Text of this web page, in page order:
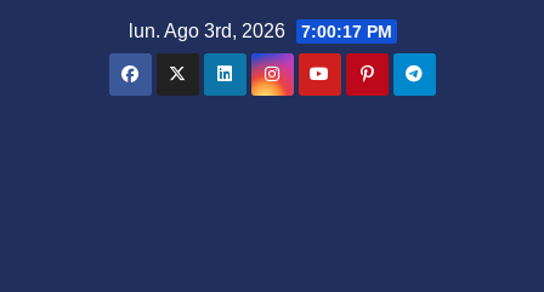
lun. Ago 3rd, 2026 7:00:18 PM